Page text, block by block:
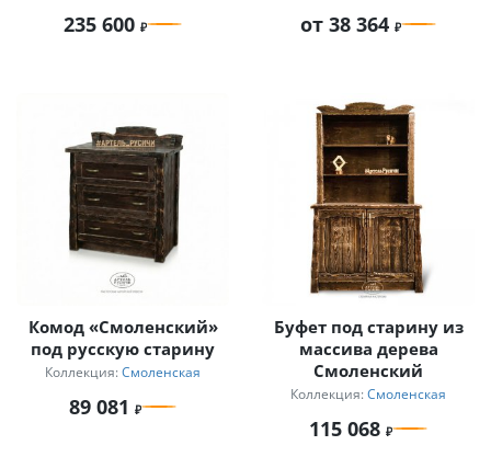
235 600 от 38 364
Комод «Смоленский»
под русскую старину
Коллекция: Смоленская
89 081
Буфет под старину из
массива дерева
Смоленский
Коллекция: Смоленская
115 068